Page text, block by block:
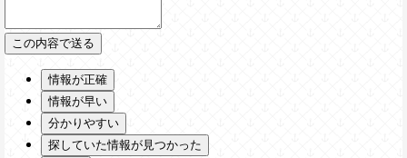
情報が正確
情報が早い
分かりやすい
探していた情報が見つかった